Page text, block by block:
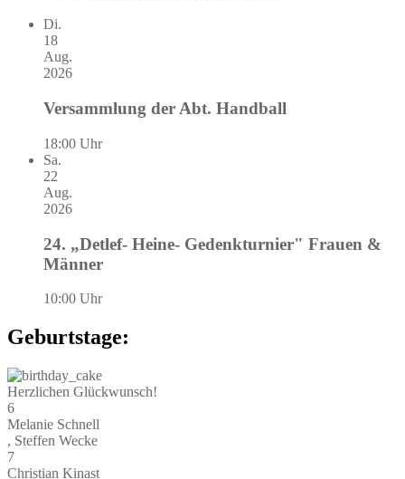
Di.
18
Aug.
2026
Versammlung der Abt. Handball
18:00 Uhr
Sa.
22
Aug.
2026
24. „Detlef- Heine- Gedenkturnier" Frauen &
Männer
10:00 Uhr
Geburtstage:
Herzlichen Glückwunsch!
6
Melanie Schnell
, Steffen Wecke
7
Christian Kinast